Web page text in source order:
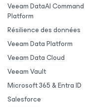
Veeam DataAI Command
Platform
Résilience des données
Veeam Data Platform
Veeam Data Cloud
Veeam Vault
Microsoft 365 & Entra ID
Salesforce